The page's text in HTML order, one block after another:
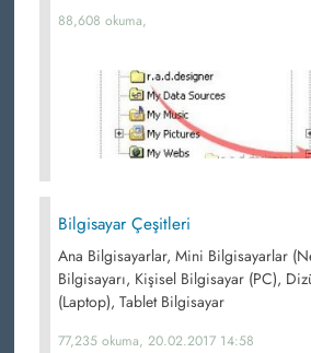
88,608 okuma,
Bilgisayar Çeşitleri
Ana Bilgisayarlar, Mini Bilgisayarlar
Bilgisayarı, Kişisel Bilgisayar (PC),
(Laptop), Tablet Bilgisayar
77,235 okuma, 20.02.2017 14:58